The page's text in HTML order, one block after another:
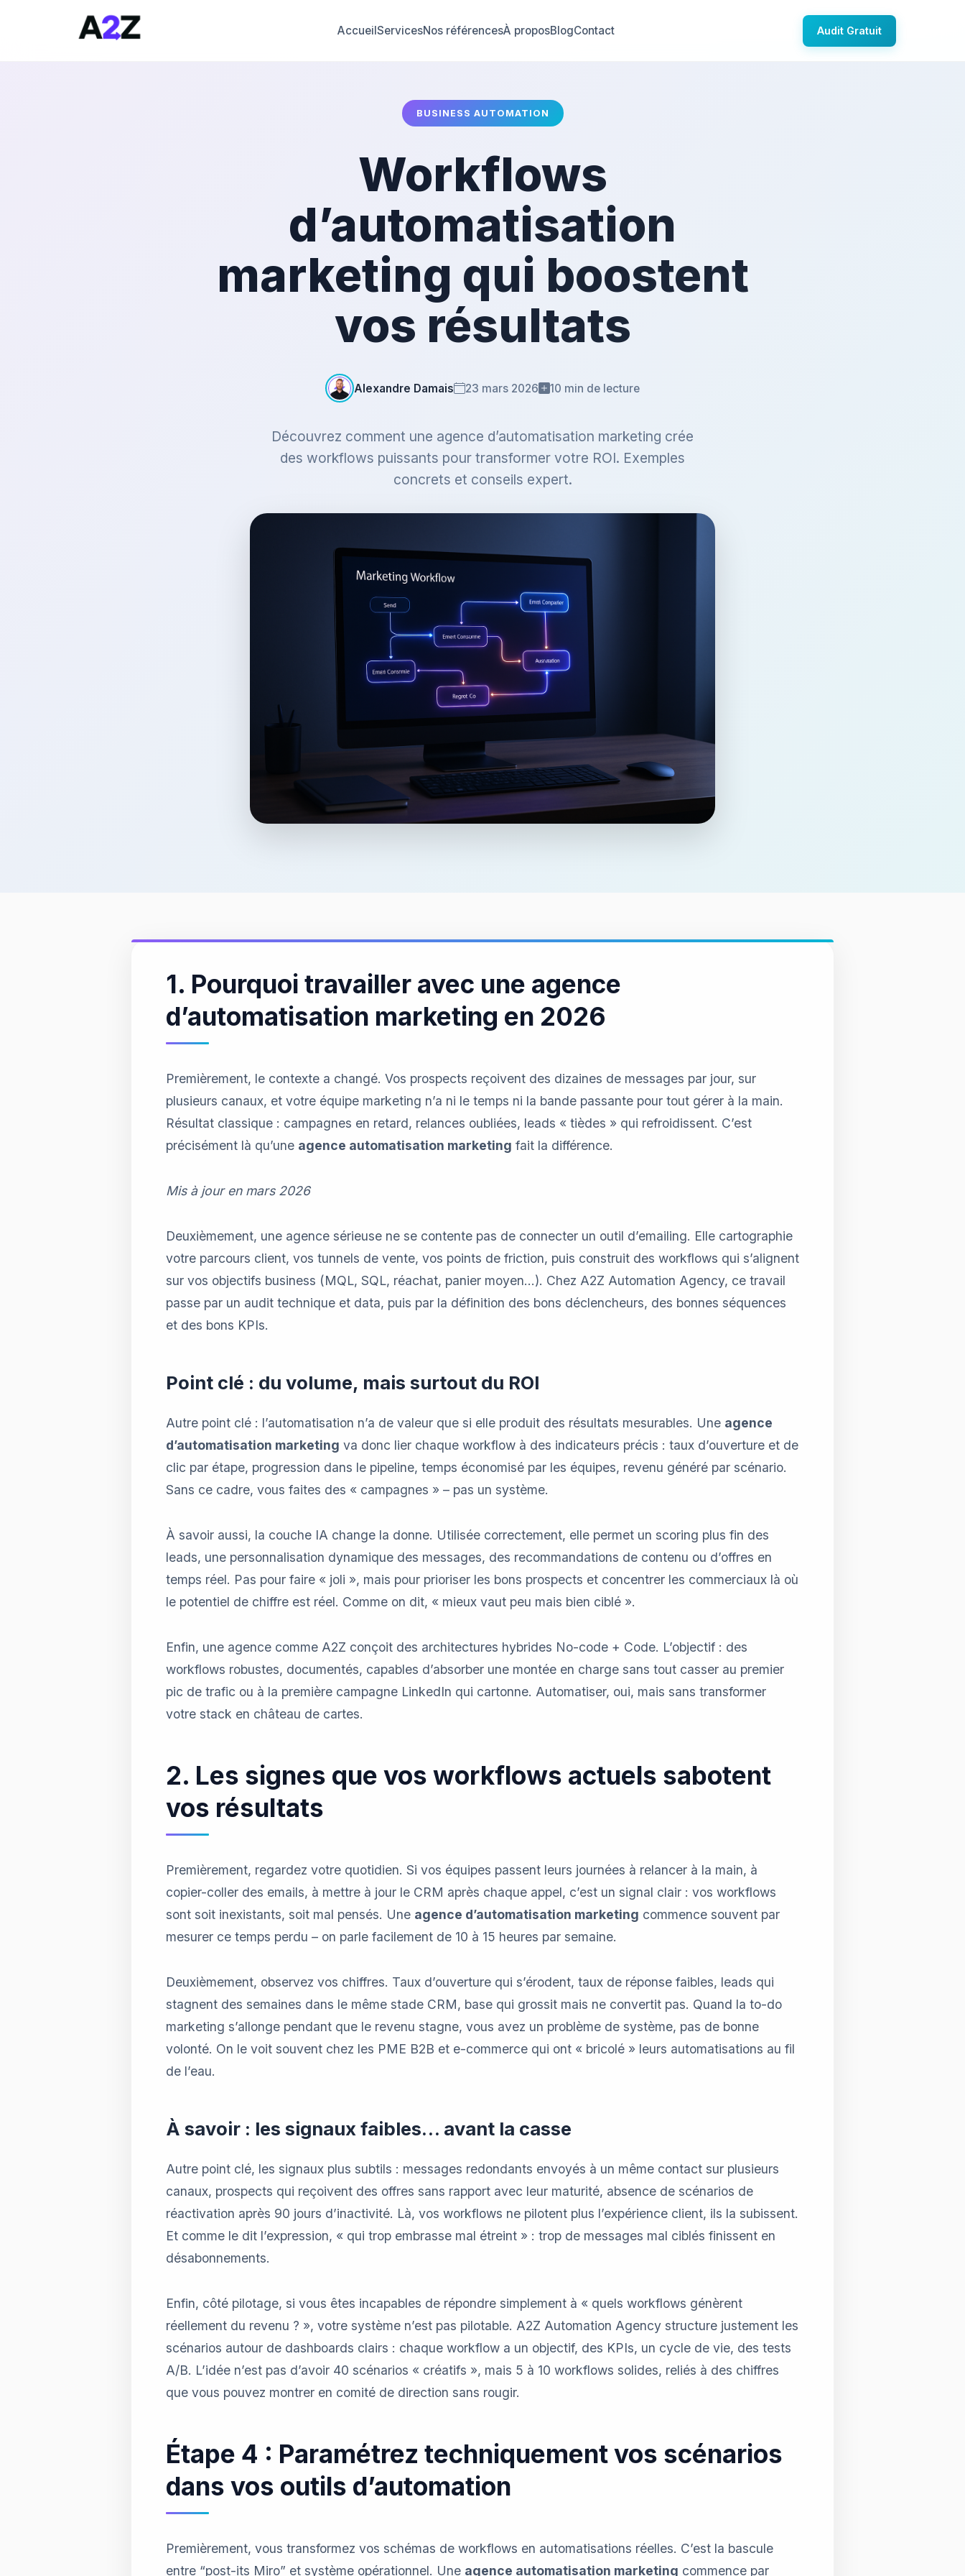
AccueilServicesNos référencesÀ proposBlogContact Audit Gratuit
BUSINESS AUTOMATION
Workflows
d’automatisation
marketing qui boostent
vos résultats
Alexandre Damais 23 mars 2026 10 min de lecture
Découvrez comment une agence d’automatisation marketing crée
des workflows puissants pour transformer votre ROI. Exemples
concrets et conseils expert.
1. Pourquoi travailler avec une agence
d’automatisation marketing en 2026
Premièrement, le contexte a changé. Vos prospects reçoivent des dizaines de messages par jour, sur
plusieurs canaux, et votre équipe marketing n’a ni le temps ni la bande passante pour tout gérer à la main.
Résultat classique : campagnes en retard, relances oubliées, leads « tièdes » qui refroidissent. C’est
précisément là qu’une agence automatisation marketing fait la différence.
Mis à jour en mars 2026
Deuxièmement, une agence sérieuse ne se contente pas de connecter un outil d’emailing. Elle cartographie
votre parcours client, vos tunnels de vente, vos points de friction, puis construit des workflows qui s’alignent
sur vos objectifs business (MQL, SQL, réachat, panier moyen…). Chez A2Z Automation Agency, ce travail
passe par un audit technique et data, puis par la définition des bons déclencheurs, des bonnes séquences
et des bons KPIs.
Point clé : du volume, mais surtout du ROI
Autre point clé : l’automatisation n’a de valeur que si elle produit des résultats mesurables. Une agence
d’automatisation marketing va donc lier chaque workflow à des indicateurs précis : taux d’ouverture et de
clic par étape, progression dans le pipeline, temps économisé par les équipes, revenu généré par scénario.
Sans ce cadre, vous faites des « campagnes » – pas un système.
À savoir aussi, la couche IA change la donne. Utilisée correctement, elle permet un scoring plus fin des
leads, une personnalisation dynamique des messages, des recommandations de contenu ou d’offres en
temps réel. Pas pour faire « joli », mais pour prioriser les bons prospects et concentrer les commerciaux là où
le potentiel de chiffre est réel. Comme on dit, « mieux vaut peu mais bien ciblé ».
Enfin, une agence comme A2Z conçoit des architectures hybrides No-code + Code. L’objectif : des
workflows robustes, documentés, capables d’absorber une montée en charge sans tout casser au premier
pic de trafic ou à la première campagne LinkedIn qui cartonne. Automatiser, oui, mais sans transformer
votre stack en château de cartes.
2. Les signes que vos workflows actuels sabotent
vos résultats
Premièrement, regardez votre quotidien. Si vos équipes passent leurs journées à relancer à la main, à
copier-coller des emails, à mettre à jour le CRM après chaque appel, c’est un signal clair : vos workflows
sont soit inexistants, soit mal pensés. Une agence d’automatisation marketing commence souvent par
mesurer ce temps perdu – on parle facilement de 10 à 15 heures par semaine.
Deuxièmement, observez vos chiffres. Taux d’ouverture qui s’érodent, taux de réponse faibles, leads qui
stagnent des semaines dans le même stade CRM, base qui grossit mais ne convertit pas. Quand la to-do
marketing s’allonge pendant que le revenu stagne, vous avez un problème de système, pas de bonne
volonté. On le voit souvent chez les PME B2B et e-commerce qui ont « bricolé » leurs automatisations au fil
de l’eau.
À savoir : les signaux faibles… avant la casse
Autre point clé, les signaux plus subtils : messages redondants envoyés à un même contact sur plusieurs
canaux, prospects qui reçoivent des offres sans rapport avec leur maturité, absence de scénarios de
réactivation après 90 jours d’inactivité. Là, vos workflows ne pilotent plus l’expérience client, ils la subissent.
Et comme le dit l’expression, « qui trop embrasse mal étreint » : trop de messages mal ciblés finissent en
désabonnements.
Enfin, côté pilotage, si vous êtes incapables de répondre simplement à « quels workflows génèrent
réellement du revenu ? », votre système n’est pas pilotable. A2Z Automation Agency structure justement les
scénarios autour de dashboards clairs : chaque workflow a un objectif, des KPIs, un cycle de vie, des tests
A/B. L’idée n’est pas d’avoir 40 scénarios « créatifs », mais 5 à 10 workflows solides, reliés à des chiffres
que vous pouvez montrer en comité de direction sans rougir.
Étape 4 : Paramétrez techniquement vos scénarios
dans vos outils d’automation
Premièrement, vous transformez vos schémas de workflows en automatisations réelles. C’est la bascule
entre “post-its Miro” et système opérationnel. Une agence automatisation marketing commence par